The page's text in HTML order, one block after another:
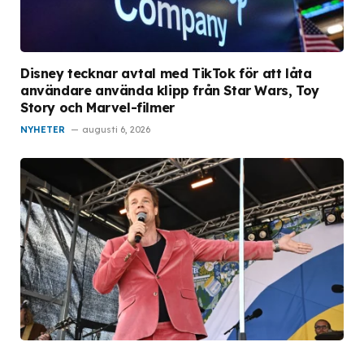
Disney tecknar avtal med TikTok för att låta
användare använda klipp från Star Wars, Toy
Story och Marvel-filmer
NYHETER augusti 6, 2026